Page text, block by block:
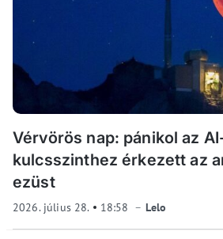
Vérvörös nap: pánikol az
kulcsszinthez érkezett az
ezüst
2026. július 28. 18:58 Lelo